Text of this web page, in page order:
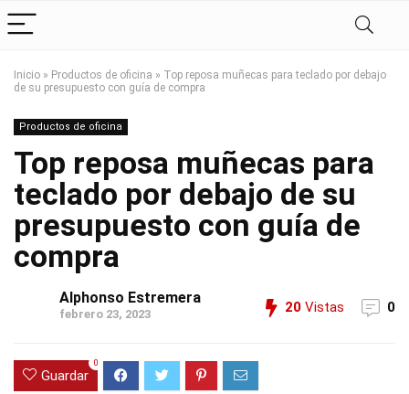
Inicio » Productos de oficina » Top reposa muñecas para teclado por debajo
de su presupuesto con guía de compra
Productos de oficina
Top reposa muñecas para
teclado por debajo de su
presupuesto con guía de
compra
Alphonso Estremera
febrero 23, 2023 20 Vistas 0
Guardar
0